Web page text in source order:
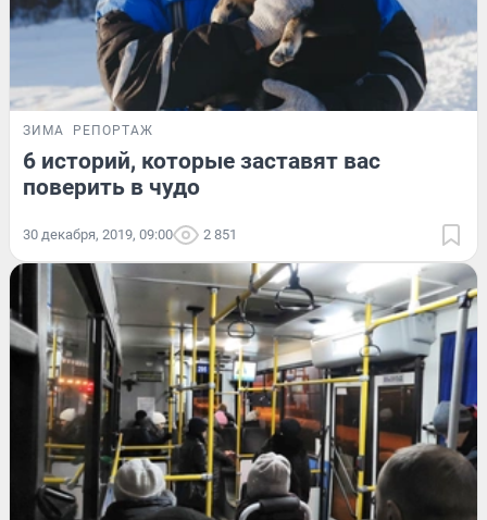
ЗИМА РЕПОРТАЖ
6 историй, которые заставят вас
поверить в чудо
30 декабря, 2019, 09:00 2 851